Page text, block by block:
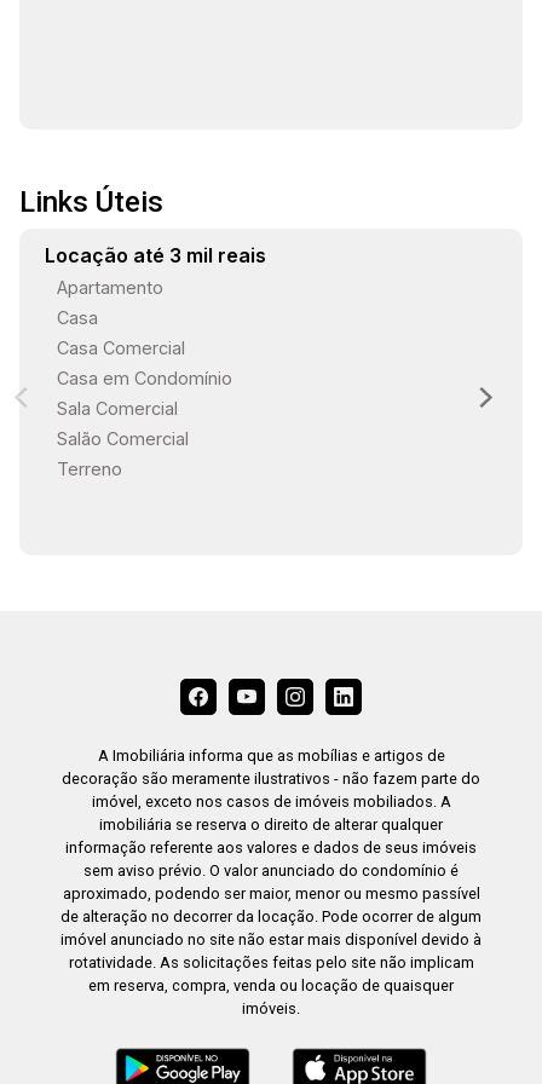
Links Úteis
Locação até 3 mil reais
Apartamento
Casa
Casa Comercial
Casa em Condomínio
Sala Comercial
Salão Comercial
Terreno
A Imobiliária informa que as mobílias e artigos de
decoração são meramente ilustrativos - não fazem parte do
imóvel, exceto nos casos de imóveis mobiliados. A
imobiliária se reserva o direito de alterar qualquer
informação referente aos valores e dados de seus imóveis
sem aviso prévio. O valor anunciado do condomínio é
aproximado, podendo ser maior, menor ou mesmo passível
de alteração no decorrer da locação. Pode ocorrer de algum
imóvel anunciado no site não estar mais disponível devido à
rotatividade. As solicitações feitas pelo site não implicam
em reserva, compra, venda ou locação de quaisquer
imóveis.